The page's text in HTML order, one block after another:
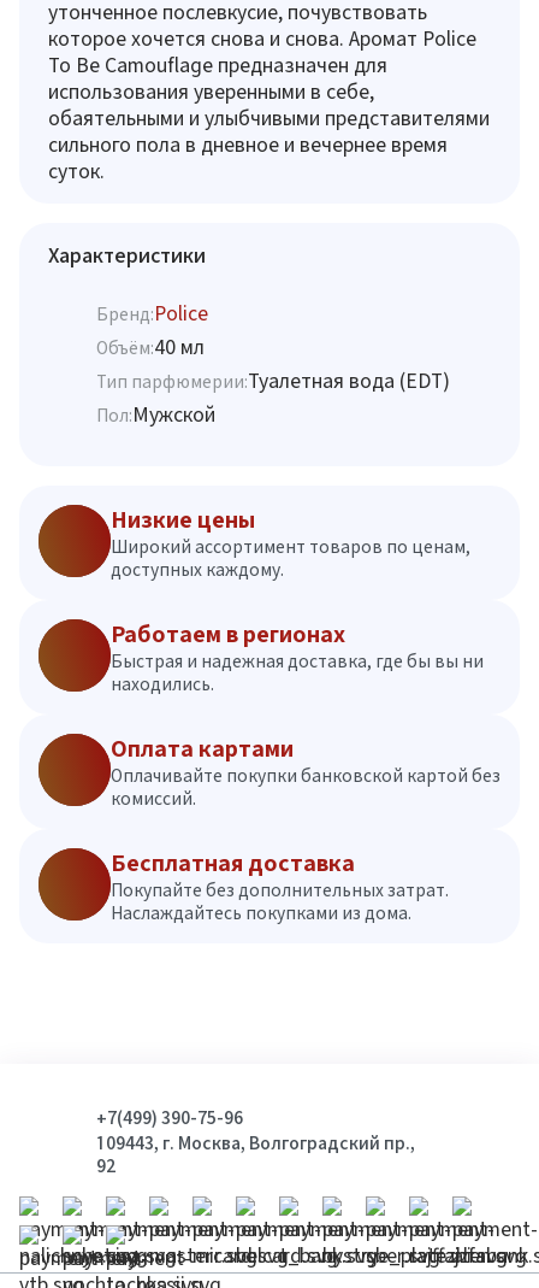
утонченное послевкусие, почувствовать
которое хочется снова и снова. Аромат Police
To Be Camouflage предназначен для
использования уверенными в себе,
обаятельными и улыбчивыми представителями
сильного пола в дневное и вечернее время
суток.
Характеристики
Бренд:Police
Объём:40 мл
Тип парфюмерии:Туалетная вода (EDT)
Пол:Мужской
Низкие цены
Широкий ассортимент товаров по ценам,
доступных каждому.
Работаем в регионах
Быстрая и надежная доставка, где бы вы ни
находились.
Оплата картами
Оплачивайте покупки банковской картой без
комиссий.
Бесплатная доставка
Покупайте без дополнительных затрат.
Наслаждайтесь покупками из дома.
+7(499) 390-75-96
109443, г. Москва, Волгоградский пр.,
92